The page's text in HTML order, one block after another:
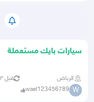
سيارات بايك مستعملة
الرياض قبل ٣ أسابيع
W
wael123456789